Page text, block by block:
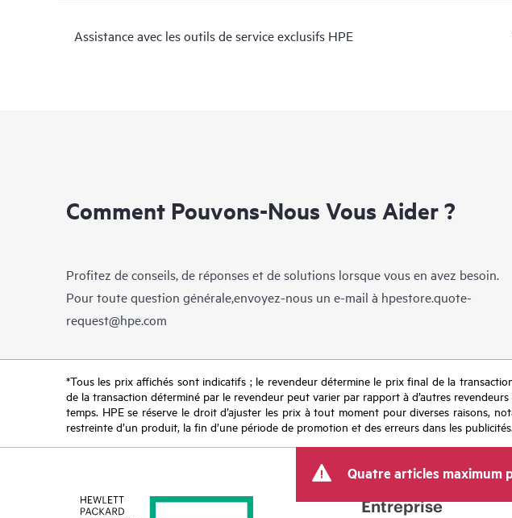
Assistance avec les outils de service exclusifs HPE
Comment Pouvons-Nous Vous Aider ?
Profitez de conseils, de réponses et de solutions lorsque vous en avez besoin.
Pour toute question générale,envoyez-nous un e-mail à hpestore.quote-
request@hpe.com
*Tous les prix affichés sont indicatifs ; le revendeur détermine le prix final de la
de la transaction déterminé par le revendeur peut varier par rapport à d’autres
temps. HPE se réserve le droit d’ajuster les prix à tout moment pour diverses raisons,
restreinte d’un produit, la fin d’une période de promotion et des erreurs dans les publicités.
Quatre articles maximum
Entreprise